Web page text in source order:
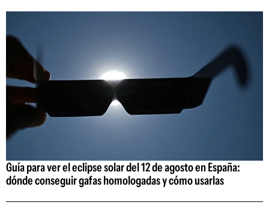
Guía para ver el eclipse solar del 12 de agosto en España:
dónde conseguir gafas homologadas y cómo usarlas